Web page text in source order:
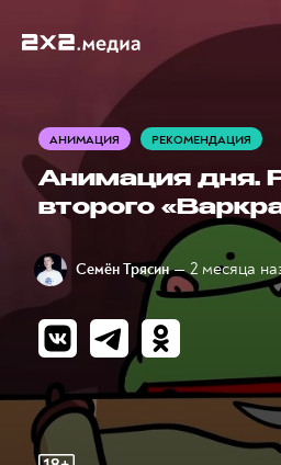
АНИМАЦИЯ РЕКОМЕНДАЦИЯ
Анимация дня.
второго
Семён Трясин — 2 месяца